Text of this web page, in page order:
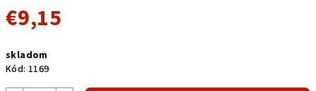
€9,15
cena:
skladom
Kód: 1169